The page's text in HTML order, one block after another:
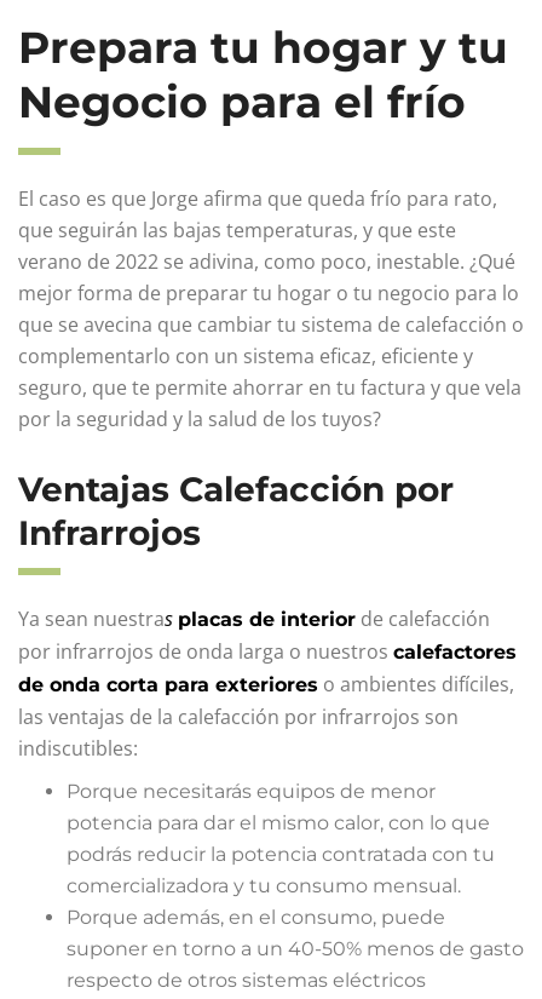
Prepara tu hogar y tu
Negocio para el frío
El caso es que Jorge afirma que queda frío para rato,
que seguirán las bajas temperaturas, y que este
verano de 2022 se adivina, como poco, inestable. ¿Qué
mejor forma de preparar tu hogar o tu negocio para lo
que se avecina que cambiar tu sistema de calefacción o
complementarlo con un sistema eficaz, eficiente y
seguro, que te permite ahorrar en tu factura y que vela
por la seguridad y la salud de los tuyos?
Ventajas Calefacción por
Infrarrojos
Ya sean nuestras placas de interior de calefacción
por infrarrojos de onda larga o nuestros calefactores
de onda corta para exteriores o ambientes difíciles,
las ventajas de la calefacción por infrarrojos son
indiscutibles:
Porque necesitarás equipos de menor
potencia para dar el mismo calor, con lo que
podrás reducir la potencia contratada con tu
comercializadora y tu consumo mensual.
Porque además, en el consumo, puede
suponer en torno a un 40-50% menos de gasto
respecto de otros sistemas eléctricos